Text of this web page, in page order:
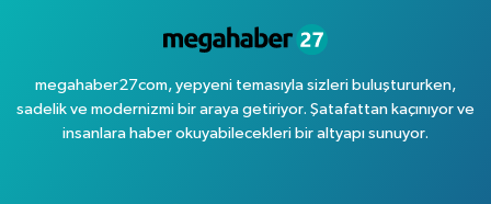
megahaber27com, yepyeni temasıyla sizleri buluştururken,
sadelik ve modernizmi bir araya getiriyor. Şatafattan kaçınıyor ve
insanlara haber okuyabilecekleri bir altyapı sunuyor.